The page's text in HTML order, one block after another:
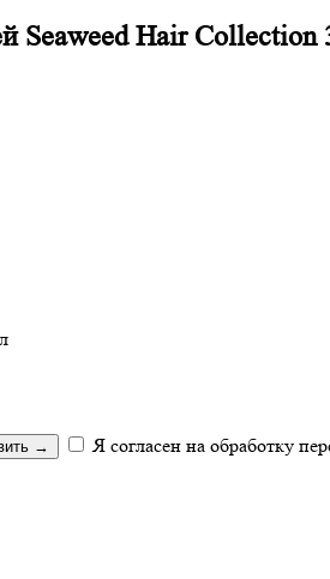
Seaweed Hair Collection
→ Я согласен на обработку